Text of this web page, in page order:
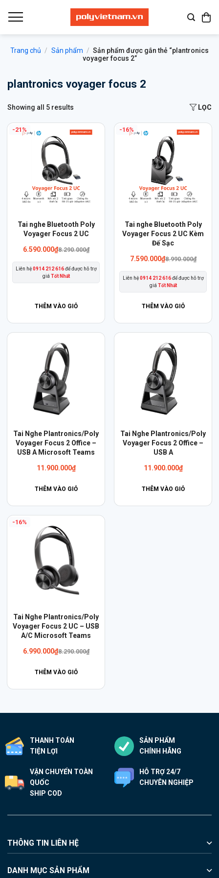
qua
Trang chủ / Sản phẩm / Sản phẩm được gắn thẻ “plantronics
voyager focus 2”
plantronics voyager focus 2
Showing all 5 results LỌC
-21%
Tai nghe Bluetooth Poly
Voyager Focus 2 UC
6.590.000₫8.290.000₫
Liên hệ0914 212 616để được hỗ trợ
giá Tốt Nhất
THÊM VÀO GIỎ
Sản
phẩm
nhiều
biến
chọn
phẩm
-16%
Tai nghe Bluetooth Poly
Voyager Focus 2 UC Kèm
Đế Sạc
7.590.000₫8.990.000₫
Liên hệ0914 212 616để được hỗ trợ
giá Tốt Nhất
THÊM VÀO GIỎ
Sản
phẩm
nhiều
thể.
chọn
phẩm
Tai Nghe Plantronics/Poly
Voyager Focus 2 Office –
USB A Microsoft Teams
11.900.000₫
THÊM VÀO GIỎ
Tai Nghe Plantronics/Poly
Voyager Focus 2 Office –
USB A
11.900.000₫
THÊM VÀO GIỎ
-16%
Tai Nghe Plantronics/Poly
Voyager Focus 2 UC – USB
A/C Microsoft Teams
8.290.000₫
Giá
8.290.000₫.
6.990.000₫Giá
là:
THÊM VÀO GIỎ
THANH TOÁN
TIỆN LỢI
SẢN PHẨM
CHÍNH HÃNG
VẬN CHUYỂN TOÀN
QUỐC
SHIP COD
HỖ TRỢ 24/7
CHUYÊN NGHIỆP
THÔNG TIN LIÊN HỆ
DANH MỤC SẢN PHẨM